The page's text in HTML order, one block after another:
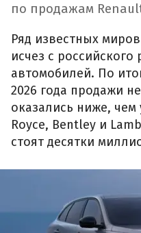
по продажам
Ряд известных
исчез с
автомобилей. По
2026 года продажи
оказались ниже,
Royce, Bentley и
стоят десятки